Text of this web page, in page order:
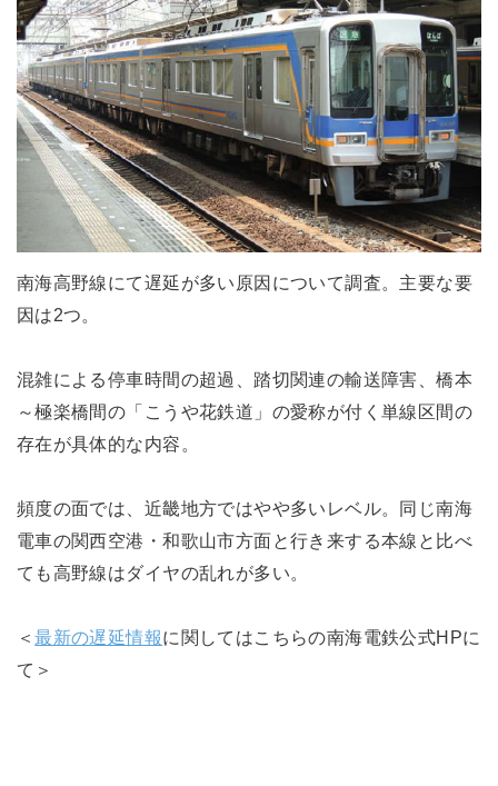
南海高野線にて遅延が多い原因について調査。主要な要
因は2つ。
混雑による停車時間の超過、踏切関連の輸送障害、橋本
～極楽橋間の「こうや花鉄道」の愛称が付く単線区間の
存在が具体的な内容。
頻度の面では、近畿地方ではやや多いレベル。同じ南海
電車の関西空港・和歌山市方面と行き来する本線と比べ
ても高野線はダイヤの乱れが多い。
＜最新の遅延情報に関してはこちらの南海電鉄公式HPに
て＞